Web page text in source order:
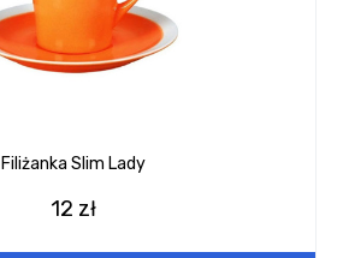
Filiżanka Slim Lady
12 zł